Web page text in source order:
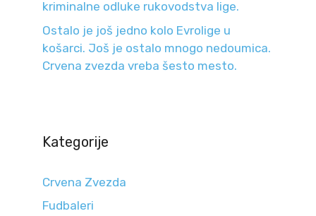
kriminalne odluke rukovodstva lige.
Ostalo je još jedno kolo Evrolige u
košarci. Još je ostalo mnogo nedoumica.
Crvena zvezda vreba šesto mesto.
Kategorije
Crvena Zvezda
Fudbaleri